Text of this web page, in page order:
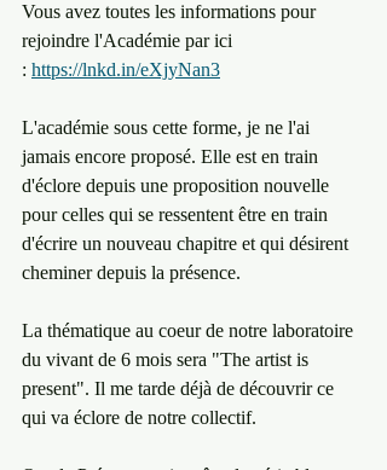
Vous avez toutes les informations pour
rejoindre l'Académie par ici
: https://lnkd.in/eXjyNan3
L'académie sous cette forme, je ne l'ai
jamais encore proposé. Elle est en train
d'éclore depuis une proposition nouvelle
pour celles qui se ressentent être en train
d'écrire un nouveau chapitre et qui désirent
cheminer depuis la présence.
La thématique au coeur de notre laboratoire
du vivant de 6 mois sera "The artist is
present". Il me tarde déjà de découvrir ce
qui va éclore de notre collectif.